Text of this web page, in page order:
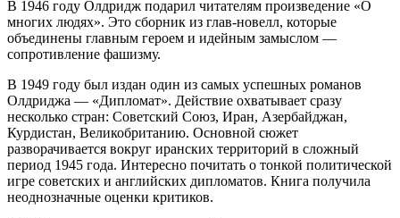
В 1946 году Олдридж подарил читателям произведение «О
многих людях». Это сборник из глав-новелл, которые
объединены главным героем и идейным замыслом —
сопротивление фашизму.
В 1949 году был издан один из самых успешных романов
Олдриджа — «Дипломат». Действие охватывает сразу
несколько стран: Советский Союз, Иран, Азербайджан,
Курдистан, Великобританию. Основной сюжет
разворачивается вокруг иранских территорий в сложный
период 1945 года. Интересно почитать о тонкой политической
игре советских и английских дипломатов. Книга получила
неоднозначные оценки критиков.